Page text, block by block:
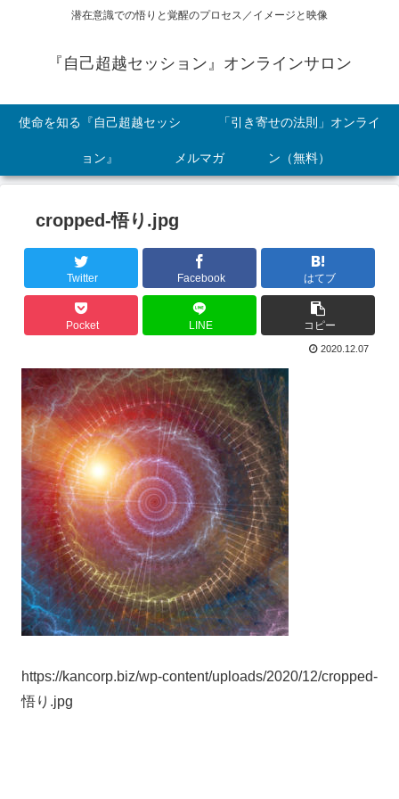
潜在意識での悟りと覚醒のプロセス／イメージと映像
『自己超越セッション』オンラインサロン
使命を知る『自己超越セッシ
ョン』
「引き寄せの法則」オンライ
ン（無料）
メルマガ
cropped-悟り.jpg
Twitter Facebook はてブ
Pocket LINE コピー
2020.12.07
https://kancorp.biz/wp-content/uploads/2020/12/cropped-
悟り.jpg